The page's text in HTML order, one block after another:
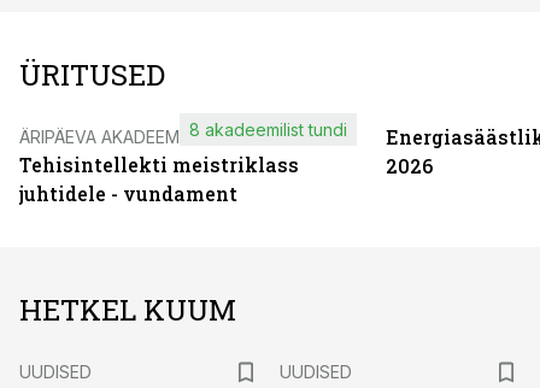
ÜRITUSED
ÄRIPÄEVA AKADEEMIA
Tehisintellekti meistriklass
juhtidele - vundament
8 akadeemilist tundi
2026
HETKEL KUUM
UUDISED
UUDISED